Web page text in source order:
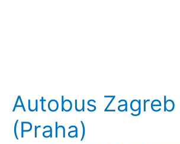
Autobus Zagreb
(Praha)